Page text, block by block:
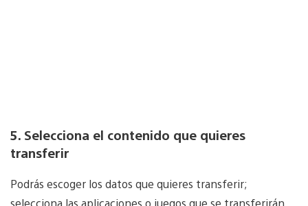
5. Selecciona el contenido que quieres
transferir
Podrás escoger los datos que quieres transferir;
selecciona las aplicaciones o juegos que se transferirán